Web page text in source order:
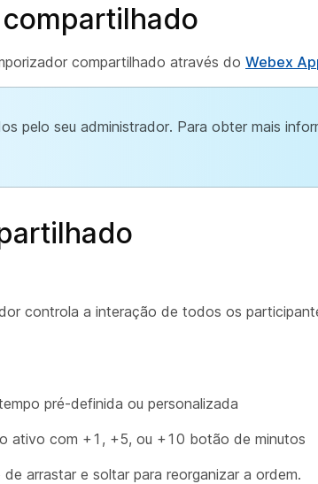
compartilhado através do Webex
pelo seu administrador. Para obter mais
controla a interação de todos os
pré-definida ou personalizada
ativo com +1, +5, ou +10 botão de minutos
arrastar e soltar para reorganizar a ordem.